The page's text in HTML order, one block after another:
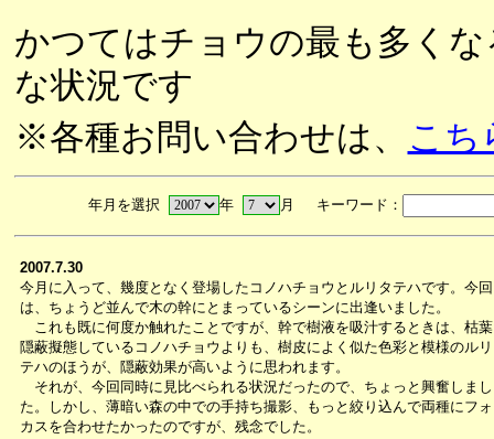
かつてはチョウの最も多く
な状況です
※各種お問い合わせは、 こち
年月を選択 年 月 キーワード：
2007.7.30
今月に入って、幾度となく登場したコノハチョウとルリタテハです。今回
は、ちょうど並んで木の幹にとまっているシーンに出逢いました。
これも既に何度か触れたことですが、幹で樹液を吸汁するときは、枯
隠蔽擬態しているコノハチョウよりも、樹皮によく似た色彩と模様のル
テハのほうが、隠蔽効果が高いように思われます。
それが、今回同時に見比べられる状況だったので、ちょっと興奮しまし
た。しかし、薄暗い森の中での手持ち撮影、もっと絞り込んで両種にフ
カスを合わせたかったのですが、残念でした。